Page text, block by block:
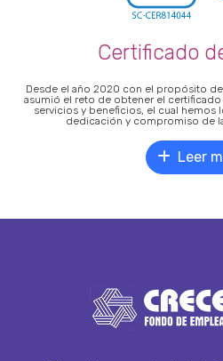
Certificado
Desde el año 2020 con el propósito
asumió el reto de obtener el
servicios y beneficios, el cual hemos
dedicación y compromiso de
Leer